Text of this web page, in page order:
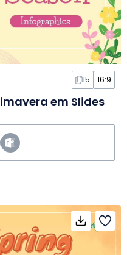
15 16:9
em Slides